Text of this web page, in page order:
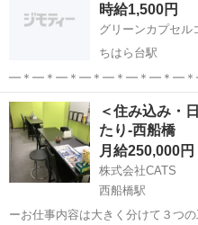
時給1,500円
グリーンカプセル
ちはら台駅
━＊━＊━＊━＊━＊━＊━＊━＊━＊━ 機械操作がメイ
箔に特殊なカーボンをコーティン
物を持つ作業はほとんどなく、未
しています。 ━...
千葉 市原市 ちはら台駅
＜住み込み・
たり-西船橋
月給250,000円
株式会社CATS
西船橋駅
ーお仕事内容は大きく分けて３つ